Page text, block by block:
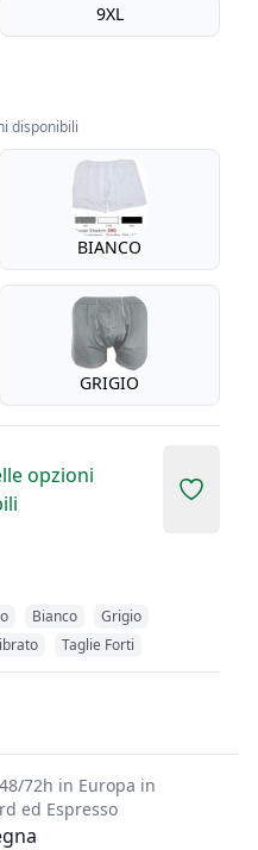
9XL
disponibili
BIANCO
GRIGIO
opzioni
Add to
Bianco
Grigio
Taglie Forti
72h in Europa in
ed Espresso